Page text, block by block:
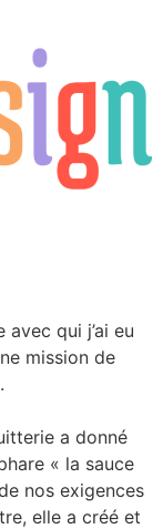
qui j’ai eu
mission de
a donné
« la sauce
nos exigences
elle a créé et